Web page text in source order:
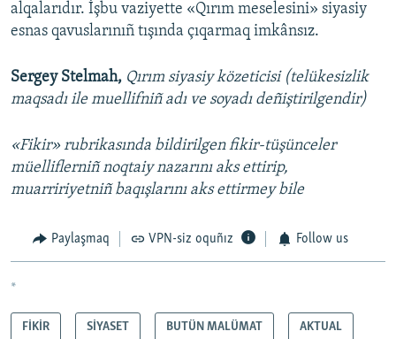
alqalarıdır. İşbu vaziyette «Qırım meselesini» siyasiy
esnas qavuslarınıñ tışında çıqarmaq imkânsız.
Sergey Stelmah, Qırım siyasiy közeticisi (telükesizlik
maqsadı ile muellifniñ adı ve soyadı deñiştirilgendir)
«Fikir» rubrikasında bildirilgen fikir-tüşünceler
müelliflerniñ noqtaiy nazarını aks ettirip,
muarririyetniñ baqışlarını aks ettirmey bile
Paylaşmaq VPN-siz oquñız Follow us
*
FİKİR SİYASET BUTÜN MALÜMAT AKTUAL